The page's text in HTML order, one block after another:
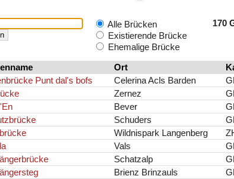
Alle Brücken
Existierende Brücke
Ehemalige Brücke
170
Ort
Punt dal's bofs
Celerina Acls Barden
Zernez
Bever
Schuders
Wildnispark Langenberg
Vals
Schatzalp
Brienz Brinzauls